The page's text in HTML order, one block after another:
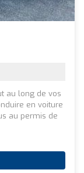
au long de vos
en voiture
au permis de